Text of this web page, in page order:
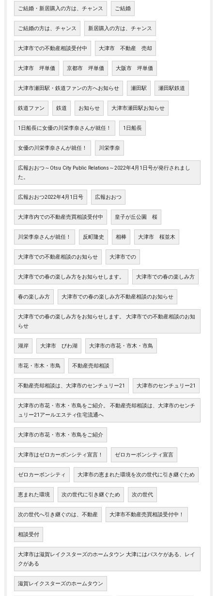
ご結婚・新居購入の方は、チャンス ご結婚
ご結婚の方は、チャンス 新居購入の方は、チャンス
大津市での不動産相談受付中 大津市 不動産 売却
大津市 坪単価 京都市 坪単価 大阪市 坪単価
大津市瀬田駅・鉄道ファンの方へお知らせ 瀬田駅 瀬田駅鉄道
鉄道ファン 鉄道 お知らせ 大津市瀬田駅お知らせ
1日船長に女優の川栄李奈さんが就任！ 1日船長
女優の川栄李奈さんが就任！ 川栄李奈
広報おおつ～Otsu City Public Relations～2022年4月1日号が発行されまし
た。
広報おおつ2022年4月1日号 広報おおつ
大津市内での不動産売買相談受付中 皇子が丘公園 桜
川栄李奈さんが就任！ 反町隆史 相棒 大津市 桜並木
大津市での不動産相談のお知らせ 大津市での
大津市での春の楽しみ方をお知らせします。 大津市での春の楽しみ方
春の楽しみ方 大津市での春の楽しみ方不動産相談のお知らせ
大津市での春の楽しみ方をお知らせします。 大津市での不動産相談のお知
らせ
湖岸 大津市 びわ湖 大津市の市花・市木・市鳥
市花・市木・市鳥 不動産売却相談
不動産売却相談は、大津市のセンチュリー21 大津市のセンチュリー21
大津市の市花・市木・市鳥をご紹介。 不動産売却相談は、大津市のセンチ
ュリー21アールエスティ住宅流通へ
大津市の市花・市木・市鳥をご紹介
大津市はゼロカーボンシティ宣言！ ゼロカーボンシティ宣言
ゼロカーボンシティ 大津市の恵まれた環境を次の世代に引き継ぐため
恵まれた環境 次の世代に引き継ぐため 次の世代
次の世代へ引き継ぐのは、不動産 大津市不動産売買相談受付中！
相談受付
大津市は滋賀レイクスターズのホームタウン 大津にはバスケがある、レイ
クがある
滋賀レイクスターズのホームタウン